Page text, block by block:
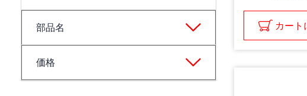
部品名
価格
カート